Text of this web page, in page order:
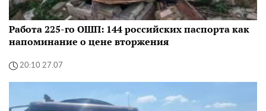
Работа 225-го ОШП: 144 российских паспорта как
напоминание о цене вторжения
20:10 27.07